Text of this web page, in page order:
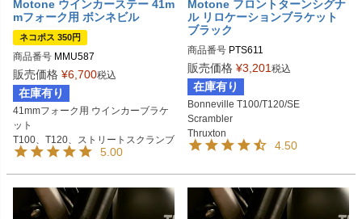
Motone ウインカーステー 41m
mフォーク用 ボンネビル
ネコポス 350円
商品番号 MMU587
販売価格 ¥6,700税込
在庫有り
41mmフォーク用 ウインカーブラケ
ット
T100、T120、ストリートスクランブ
ラー
5.00
Motone フロントターンシグナ
ル リロケーションブラケット
ブラック
商品番号 PTS611
販売価格 ¥3,201 税込
在庫有り
Bonneville T100/T120/SE
Scrambler
Thruxton
Street Cup
4.50